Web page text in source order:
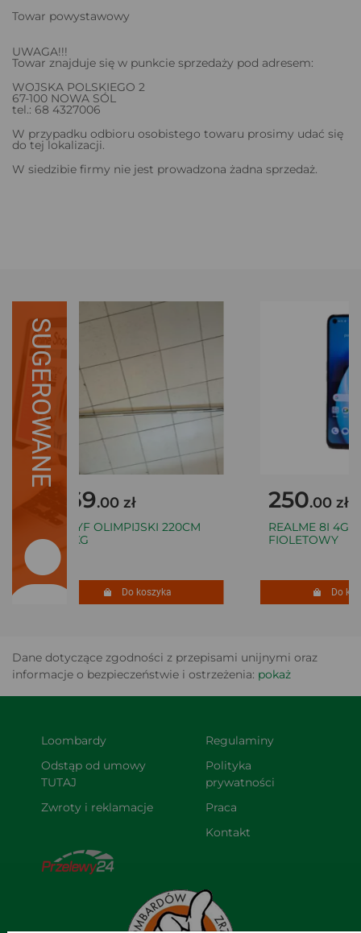
Towar powystawowy
UWAGA!!!
Towar znajduje się w punkcie sprzedaży pod adresem:
WOJSKA POLSKIEGO 2
67-100 NOWA SÓL
tel.: 68 4327006
W przypadku odbioru osobistego towaru prosimy udać się
do tej lokalizacji.
W siedzibie firmy nie jest prowadzona żadna sprzedaż.
SUGEROWANE
169.00 zł
GRYF OLIMPIJSKI 220CM
20KG
Do koszyka
250.00 zł
REALME 8I 4GB
FIOLETOWY
Do
Dane dotyczące zgodności z przepisami unijnymi oraz
informacje o bezpieczeństwie i ostrzeżenia: pokaż
Loombardy
Odstąp od umowy
TUTAJ
Zwroty i reklamacje
Regulaminy
Polityka
prywatności
Praca
Kontakt